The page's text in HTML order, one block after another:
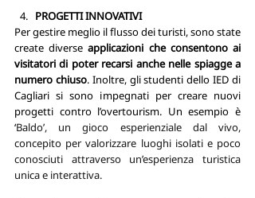
PROGETTI INNOVATIVI
Per gestire meglio il flusso dei turisti, sono state
create diverse applicazioni che consentono ai
visitatori di poter recarsi anche nelle spiagge a
numero chiuso. Inoltre, gli studenti dello IED di
Cagliari si sono impegnati per creare nuovi
progetti contro l’overtourism. Un esempio è
‘Baldo’, un gioco esperienziale dal vivo,
concepito per valorizzare luoghi isolati e poco
conosciuti attraverso un’esperienza turistica
unica e interattiva.